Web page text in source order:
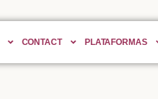
CONTACT PLATAFORMAS